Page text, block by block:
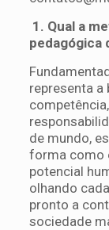
1. Qual a
pedagógica
representa a
de mundo,
forma como
potencial
olhando
pronto a
sociedade